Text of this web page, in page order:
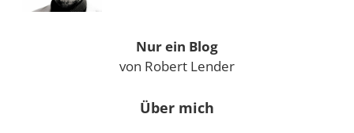
Nur ein Blog
von Robert Lender
Über mich